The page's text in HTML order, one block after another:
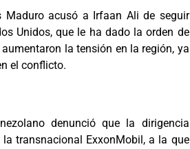
Maduro acusó a Irfaan Ali de seguir
Unidos, que le ha dado la orden de
la tensión en la región, ya
el conflicto.
denunció que la dirigencia
transnacional ExxonMobil, a la que